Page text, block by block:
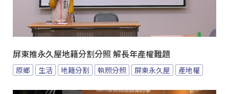
屏東推永久屋地籍分割分照 解長年產權難題
原鄉 生活 地籍分割 執照分照 屏東永久屋 產地權